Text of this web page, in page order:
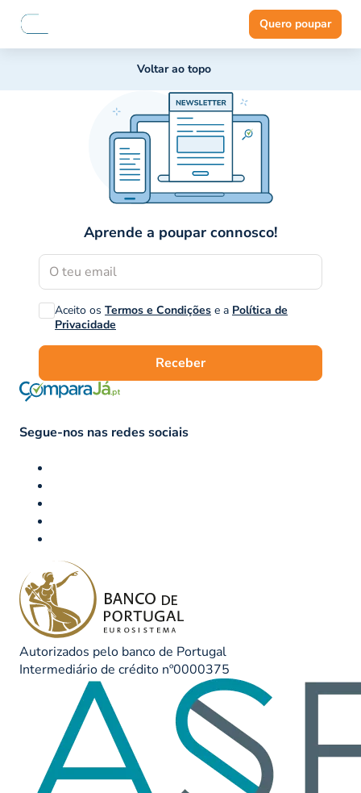
Quero poupar
Voltar ao topo
Aprende a poupar connosco!
Aceito os Termos e Condições e a Política de
Privacidade
Receber
Segue-nos nas redes sociais
Autorizados pelo banco de Portugal
Intermediário de crédito nº0000375